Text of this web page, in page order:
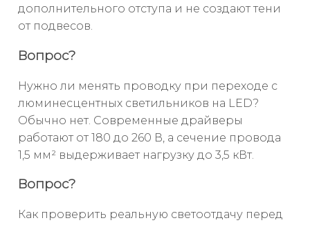
дополнительного отступа и не создают тени
от подвесов.
Вопрос?
Нужно ли менять проводку при переходе с
люминесцентных светильников на LED?
Обычно нет. Современные драйверы
работают от 180 до 260 В, а сечение провода
1,5 мм² выдерживает нагрузку до 3,5 кВт.
Вопрос?
Как проверить реальную светоотдачу перед